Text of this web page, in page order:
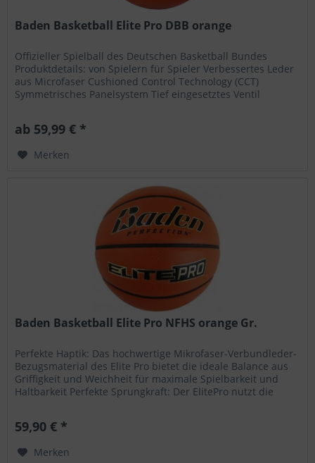
Baden Basketball Elite Pro DBB orange
Offizieller Spielball des Deutschen Basketball Bundes
Produktdetails: von Spielern für Spieler Verbessertes Leder
aus Microfaser Cushioned Control Technology (CCT)
Symmetrisches Panelsystem Tief eingesetztes Ventil
ab 59,99 € *
Merken
Baden Basketball Elite Pro NFHS orange Gr.
Perfekte Haptik: Das hochwertige Mikrofaser-Verbundleder-
Bezugsmaterial des Elite Pro bietet die ideale Balance aus
Griffigkeit und Weichheit für maximale Spielbarkeit und
Haltbarkeit Perfekte Sprungkraft: Der ElitePro nutzt die
59,90 € *
Merken